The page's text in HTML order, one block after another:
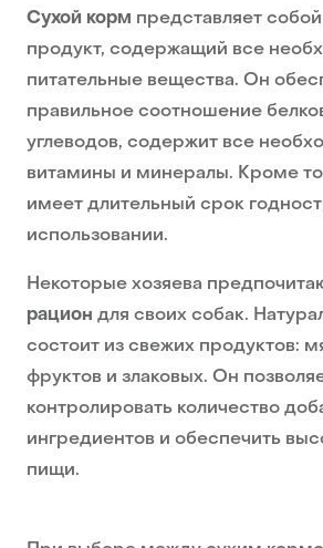
Сухой корм представляет
продукт, содержащий все
питательные вещества. Он
правильное соотношение
углеводов, содержит все
витамины и минералы. Кроме
имеет длительный срок
использовании.
Некоторые хозяева
рацион для своих собак.
состоит из свежих продуктов:
фруктов и злаковых. Он
контролировать количество
ингредиентов и обеспечить
пищи.